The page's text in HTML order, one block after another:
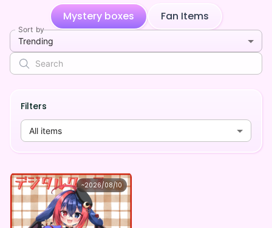
Mystery boxes Fan Items
Sort by
Trending
Filters
All items
~2026/08/10
アオイ シャナローゼ
アオイ=シャナローゼ ×Vガスト開店！
Lowest price
¥1,100 Purchase Here